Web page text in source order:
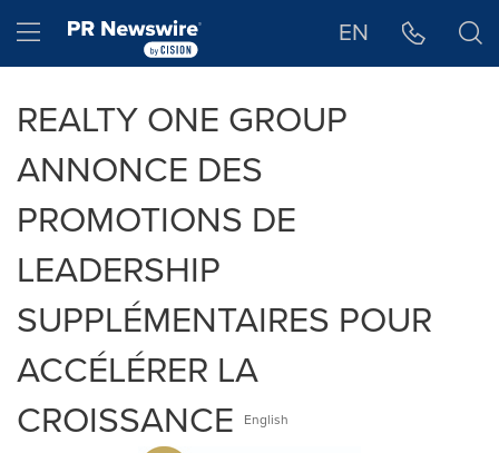
Hamburger menu EN
REALTY ONE GROUP
ANNONCE DES
PROMOTIONS DE
LEADERSHIP
SUPPLÉMENTAIRES POUR
ACCÉLÉRER LA
CROISSANCE
English